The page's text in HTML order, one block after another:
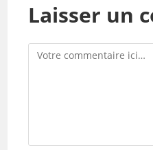
Laisser un